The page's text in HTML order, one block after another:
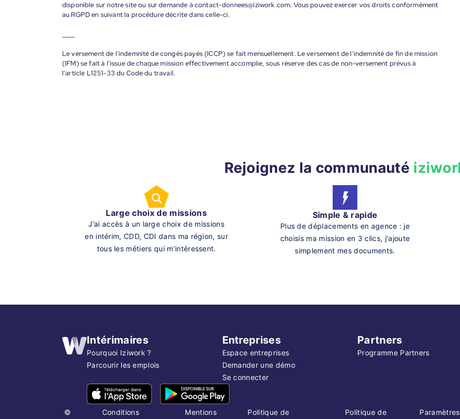
disponible sur notre site ou sur demande à contact-donnees@iziwork.com. Vous pouvez exercer vos droits conformément
au RGPD en suivant la procédure décrite dans celle-ci.
Le versement de l'indemnité de congés payés (ICCP) se fait mensuellement. Le versement de l'indemnité de fin de mission
(IFM) se fait à l'issue de chaque mission effectivement accomplie, sous réserve des cas de non-versement prévus à
l'article L1251-33 du Code du travail.
Rejoignez la communauté
Large choix de missions
J’ai accès à un large choix de missions
en intérim, CDD, CDI dans ma région, sur
tous les métiers qui m’intéressent.
Simple & rapide
Plus de déplacements en agence : je
choisis ma mission en 3 clics, j'ajoute
simplement mes documents.
Intérimaires
Pourquoi Iziwork ?
Parcourir les emplois
Entreprises
Espace entreprises
Demander une démo
Se connecter
Partners
Programme Partners
© Conditions Mentions Politique de Politique de